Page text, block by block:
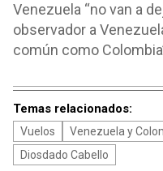
Venezuela “no van a
observador a
común como
Temas relacionados:
Vuelos Venezuela y
Diosdado Cabello